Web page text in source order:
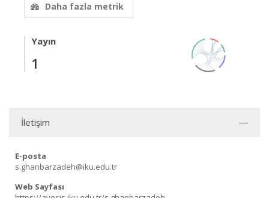
Daha fazla metrik
Yayın
1
İletişim
E-posta
s.ghanbarzadeh@iku.edu.tr
Web Sayfası